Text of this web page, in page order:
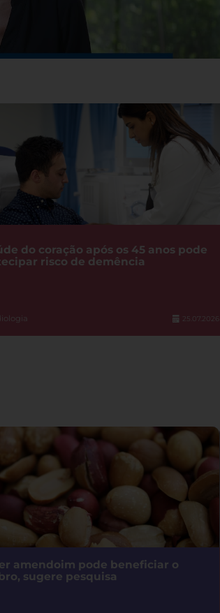
do coração após os 45 anos pode
risco de demência
25.07.2026
amendoim pode beneficiar o
sugere pesquisa